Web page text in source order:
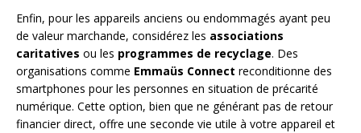
Enfin, pour les appareils anciens ou endommagés ayant peu
de valeur marchande, considérez les associations
caritatives ou les programmes de recyclage. Des
organisations comme Emmaüs Connect reconditionne des
smartphones pour les personnes en situation de précarité
numérique. Cette option, bien que ne générant pas de retour
financier direct, offre une seconde vie utile à votre appareil et